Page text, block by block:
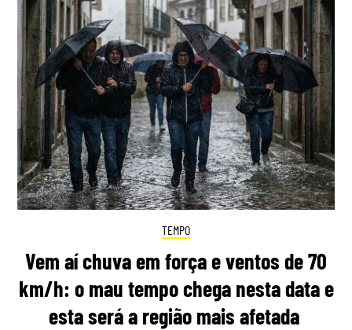
TEMPO
Vem aí chuva em força e ventos de 70
km/h: o mau tempo chega nesta data e
esta será a região mais afetada